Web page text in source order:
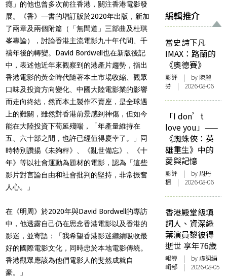
癮」的他也曾多次前往香港，關注香港電影發
展。《香》一書的增訂版於2020年出版， 新加
了兩章及兩個附篇（「無間道」三部曲及杜琪
峯專論），討論香港主流電影九十年代間、千
禧年後的轉變。 David Bordwell也在新版後記
中，表述他近年來觀察到的港產片趨勢 ，指出
香港電影的黃金時代隨著本土市場收縮、觀眾
口味及投資方向變化、中國大陸電影業的影響
而走向終結，然而本土製作不賣座，是全球遇
上的難關，雖然對香港前景感到神傷，但如今
能在大陸投資下苟延殘喘，「年產量維持在
五、六十部之間，也許已經值得慶幸了。」 同
時特別讚揚《未夠秤》、《亂世備忘》、《十
年》等以社會運動為題材的電影，認為「這些
影片對言論自由和社會批判的堅持，非常振奮
人心。」
在《明周》於2020年與David Bordwell的專訪
中，他透露自己仍在思念香港電影以及香港的
影迷，並寄語：「我希望香港影迷繼續吸收最
好的國際電影文化，同時忠於本地電影傳統。
香港觀眾應該為他們電影人的斐然成就自
豪。」
編輯推介
當史詩下凡
IMAX：路蘭的
《奧德賽》
影評 | by 陳麗
芬 | 2026-08-06
「I don’t
love you」——
《蜘蛛俠：英
雄重生》中的
愛與記憶
影評 | by周丹
楓 | 2026-08-06
香港殿堂級填
詞人、資深綠
葉演員黎彼得
逝世 享年76歲
報導 | by 虛詞編
輯部 | 2026-08-05